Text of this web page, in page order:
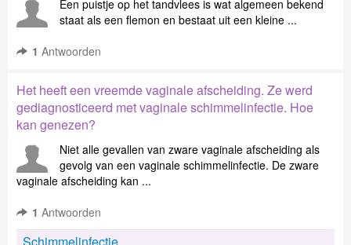
Een puistje op het tandvlees is wat algemeen bekend
staat als een flemon en bestaat uit een kleine ...
1 Antwoorden
Het heeft een vreemde vaginale afscheiding. Ze werd
gediagnosticeerd met vaginale schimmelinfectie. Hoe
kan genezen?
Niet alle gevallen van zware vaginale afscheiding als
gevolg van een vaginale schimmelinfectie. De zware
vaginale afscheiding kan ...
1 Antwoorden